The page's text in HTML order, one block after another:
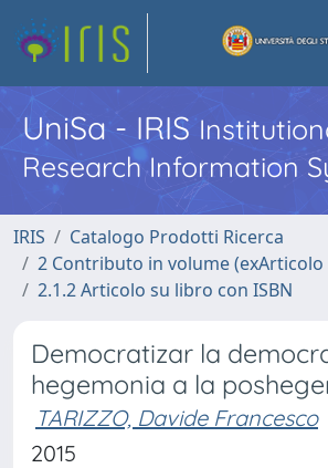
UniSa - IRIS
Research Information
IRIS
Catalogo Prodotti Ricerca
2 Contributo in volume
2.1.2 Articolo su libro con ISBN
Democratizar la
hegemonia a la
TARIZZO, Davide Francesco
2015